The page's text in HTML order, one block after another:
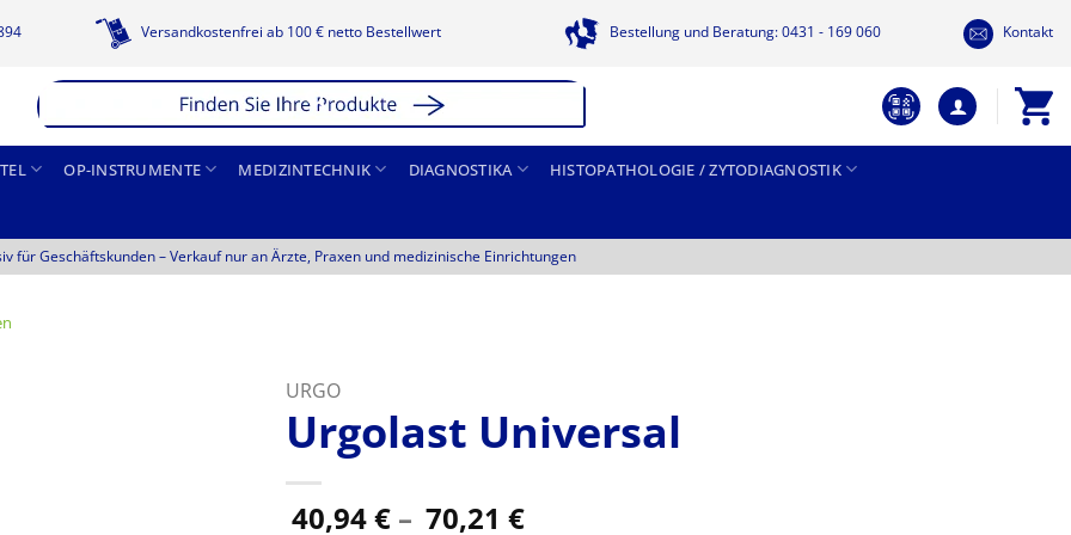
Versandkostenfrei ab 100 € netto Bestellwert Bestellung und Beratung: 0431 - 169 060 Kontakt
OP-INSTRUMENTE MEDIZINTECHNIK DIAGNOSTIKA HISTOPATHOLOGIE / ZYTODIAGNOSTIK
für Geschäftskunden –Verkauf nur an Ärzte, Praxen und medizinische Einrichtungen
URGO
Urgolast Universal
40,94€ – 70,21 €Preisspanne: